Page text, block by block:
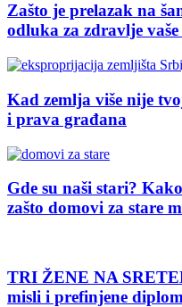
Zašto je prelazak na
odluka za zdravlje vaše
Kad zemlja više nije
i prava građana
Gde su naši stari?
zašto domovi za stare
TRI ŽENE NA
misli i prefinjene